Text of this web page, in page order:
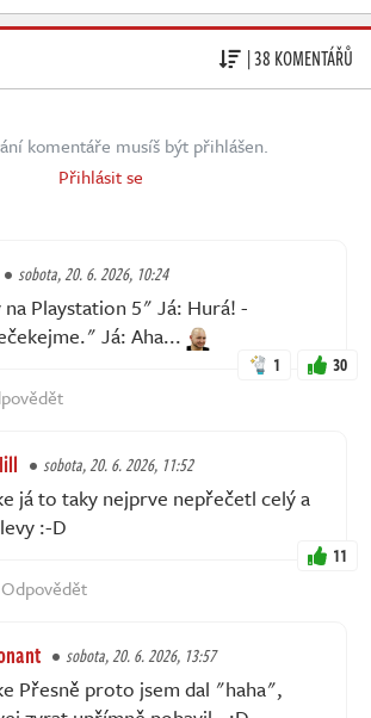
| 38 KOMENTÁŘŮ
komentáře musíš být přihlášen.
Přihlásit se
sobota, 20. 6. 2026, 10:24
Playstation 5" Já: Hurá! -
Já: Aha...
1 30
sobota, 20. 6. 2026, 11:52
já to taky nejprve nepřečetl celý a
:-D
11
Odpovědět
sobota, 20. 6. 2026, 13:57
Přesně proto jsem dal "haha",